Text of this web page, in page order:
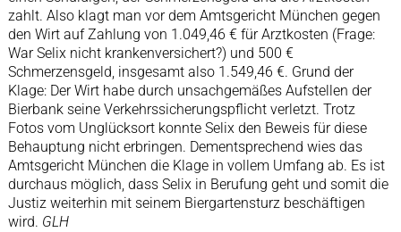
zahlt. Also klagt man vor dem Amtsgericht München gegen
den Wirt auf Zahlung von 1.049,46 € für Arztkosten (Frage:
War Selix nicht krankenversichert?) und 500 €
Schmerzensgeld, insgesamt also 1.549,46 €. Grund der
Klage: Der Wirt habe durch unsachgemäßes Aufstellen der
Bierbank seine Verkehrssicherungspflicht verletzt. Trotz
Fotos vom Unglücksort konnte Selix den Beweis für diese
Behauptung nicht erbringen. Dementsprechend wies das
Amtsgericht München die Klage in vollem Umfang ab. Es ist
durchaus möglich, dass Selix in Berufung geht und somit die
Justiz weiterhin mit seinem Biergartensturz beschäftigen
wird. GLH